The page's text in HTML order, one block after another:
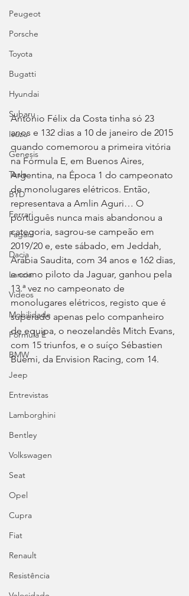
Peugeot
Porsche
Toyota
Bugatti
Hyundai
Subaru
Isuzu
Genesis
Tesla
BYD
Ferrari
Pagani
Dacia
Lancia
Videos
Mobilidade
Fórmula E
BMW
Jeep
Entrevistas
Lamborghini
Bentley
Volkswagen
Seat
Opel
Cupra
Fiat
Renault
Resistência
António Félix da Costa tinha só 23
anos e 132 dias a 10 de janeiro de 2015
quando comemorou a primeira vitória
na Fórmula E, em Buenos Aires,
Argentina, na Época 1 do campeonato
de monolugares elétricos. Então,
representava a Amlin Aguri… O
português nunca mais abandonou a
categoria, sagrou-se campeão em
2019/20 e, este sábado, em Jeddah,
Arábia Saudita, com 34 anos e 162 dias,
e como piloto da Jaguar, ganhou pela
13.ª vez no campeonato de
monolugares elétricos, registo que é
superado apenas pelo companheiro
de equipa, o neozelandês Mitch Evans,
com 15 triunfos, e o suíço Sébastien
Buemi, da Envision Racing, com 14.